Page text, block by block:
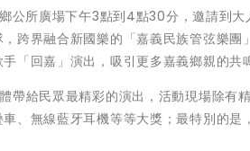
公所廣場下午3點到4點30分，邀請到
跨界融合新國樂的「嘉義民族管弦樂
「回嘉」演出，吸引更多嘉義鄉親的共
帶給民眾最精彩的演出，活動現場除有
、無線藍牙耳機等等大獎；最特別的